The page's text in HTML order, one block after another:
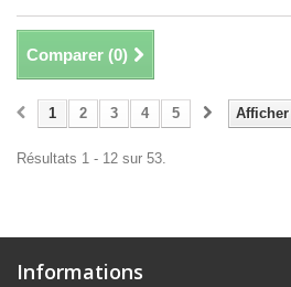
Comparer (0)
1 2 3 4 5
Résultats 1 - 12 sur 53.
Informations